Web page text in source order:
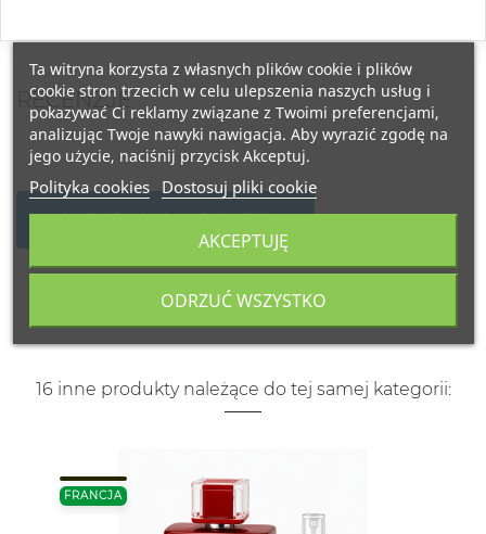
RECENZJE
NAPISZ SWOJĄ RECENZJĘ
16 inne produkty należące do tej samej kategorii:
FRANCJA
Ta witryna korzysta z własnych plików cookie i plików
cookie stron trzecich w celu ulepszenia naszych usług i
pokazywać Ci reklamy związane z Twoimi preferencjami,
analizując Twoje nawyki nawigacja. Aby wyrazić zgodę na
jego użycie, naciśnij przycisk Akceptuj.
Polityka cookies Dostosuj pliki cookie
ODRZUĆ WSZYSTKO
AKCEPTUJĘ